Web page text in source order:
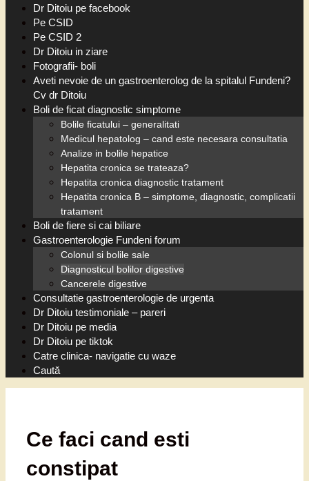
Dr Ditoiu pe facebook
Pe CSID
Pe CSID 2
Dr Ditoiu in ziare
Fotografii- boli
Aveti nevoie de un gastroenterolog de la spitalul Fundeni?
Cv dr Ditoiu
Boli de ficat diagnostic simptome
Bolile ficatului – generalitati
Medicul hepatolog – cand este necesara consultatia
Analize in bolile hepatice
Hepatita cronica se trateaza?
Hepatita cronica diagnostic tratament
Hepatita cronica B – simptome, diagnostic, complicatii
tratament
Boli de fiere si cai biliare
Gastroenterologie Fundeni forum
Colonul si bolile sale
Diagnosticul bolilor digestive
Cancerele digestive
Consultatie gastroenterologie de urgenta
Dr Ditoiu testimoniale – pareri
Dr Ditoiu pe media
Dr Ditoiu pe tiktok
Catre clinica- navigatie cu waze
Caută
Ce faci cand esti
constipat